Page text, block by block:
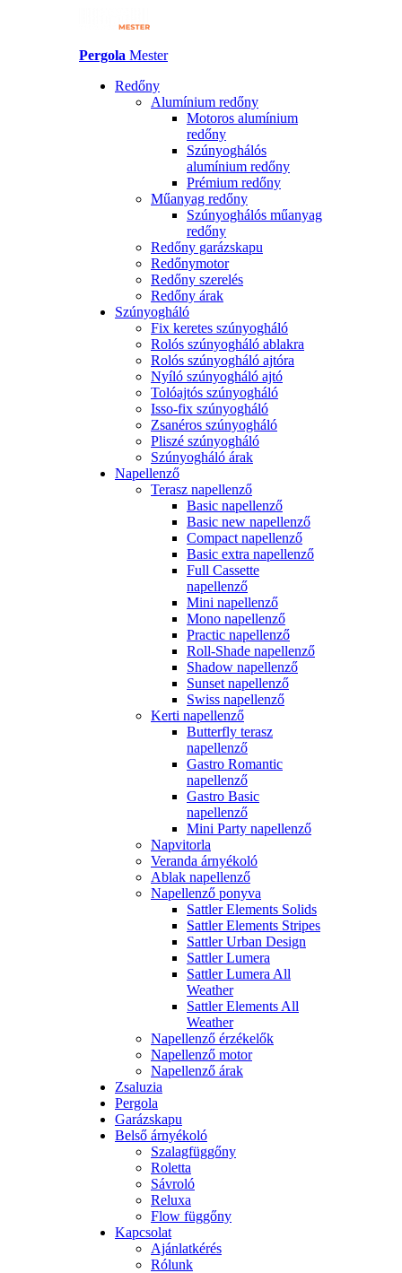
Pergola Mester
Redőny
Alumínium redőny
Motoros alumínium
redőny
Szúnyoghálós
alumínium redőny
Prémium redőny
Műanyag redőny
Szúnyoghálós műanyag
redőny
Redőny garázskapu
Redőnymotor
Redőny szerelés
Redőny árak
Szúnyogháló
Fix keretes szúnyogháló
Rolós szúnyogháló ablakra
Rolós szúnyogháló ajtóra
Nyíló szúnyogháló ajtó
Tolóajtós szúnyogháló
Isso-fix szúnyogháló
Zsanéros szúnyogháló
Pliszé szúnyogháló
Szúnyogháló árak
Napellenző
Terasz napellenző
Basic napellenző
Basic new napellenző
Compact napellenző
Basic extra napellenző
Full Cassette
napellenző
Mini napellenző
Mono napellenző
Practic napellenző
Roll-Shade napellenző
Shadow napellenző
Sunset napellenző
Swiss napellenző
Kerti napellenző
Butterfly terasz
napellenző
Gastro Romantic
napellenző
Gastro Basic
napellenző
Mini Party napellenző
Napvitorla
Veranda árnyékoló
Ablak napellenző
Napellenző ponyva
Sattler Elements Solids
Sattler Elements Stripes
Sattler Urban Design
Sattler Lumera
Sattler Lumera All
Weather
Sattler Elements All
Weather
Napellenző érzékelők
Napellenző motor
Napellenző árak
Zsaluzia
Pergola
Garázskapu
Belső árnyékoló
Szalagfüggőny
Roletta
Sávroló
Reluxa
Flow függőny
Kapcsolat
Ajánlatkérés
Rólunk